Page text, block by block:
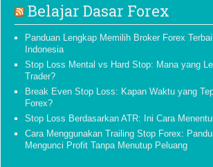
Belajar Dasar Forex
Panduan Lengkap Memilih Broker Forex
Indonesia
Stop Loss Mental vs Hard Stop: Mana yang
Trader?
Break Even Stop Loss: Kapan Waktu yang
Forex?
Stop Loss Berdasarkan ATR: Ini Cara
Cara Menggunakan Trailing Stop Forex:
Mengunci Profit Tanpa Menutup Peluang